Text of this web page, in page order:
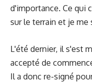
d'importance. Ce qui
sur le terrain et je
L'été dernier, il s'est
accepté de
Il a donc re-signé